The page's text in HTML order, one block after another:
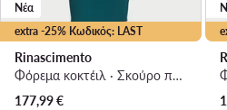
extra -25% Κωδικός: LAST
Νέα
Rinascimento
Φόρεμα κοκτέιλ · Σκούρο πράσινο · Midi
177,99€